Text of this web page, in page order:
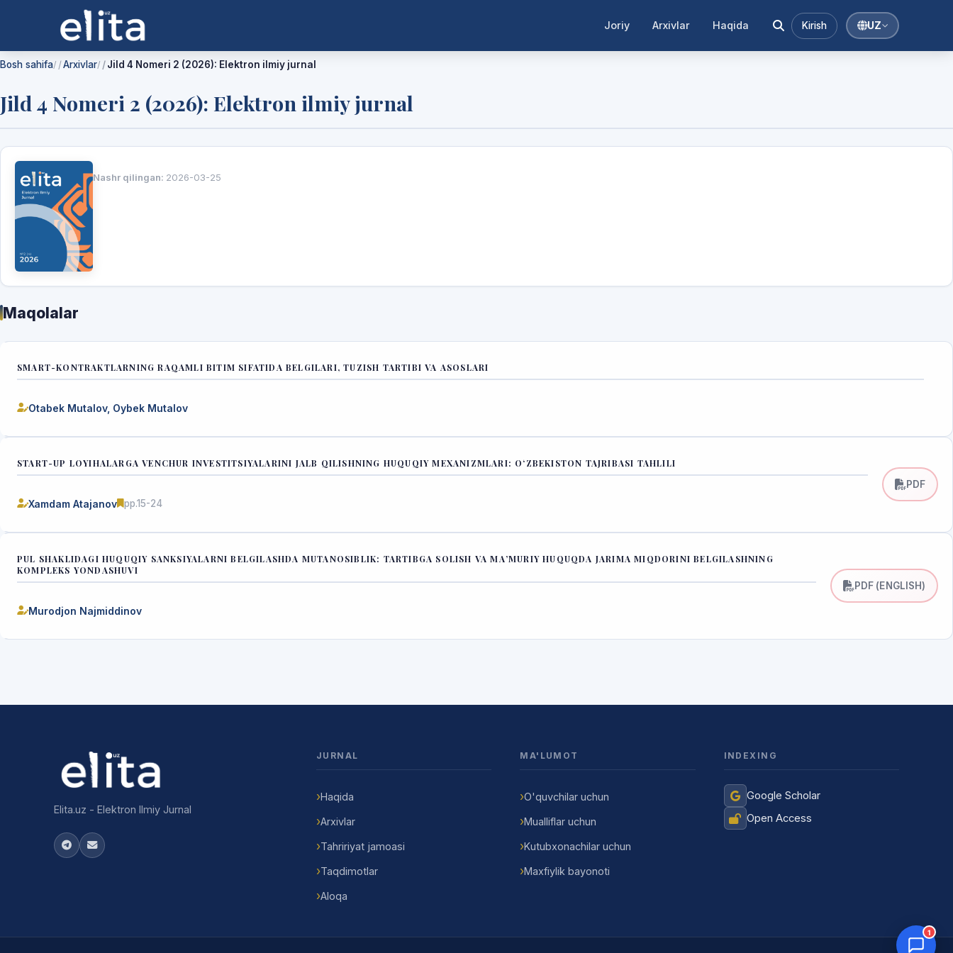
Joriy Arxivlar Haqida Kirish UZ
Bosh sahifa/ Arxivlar/ Jild 4 Nomeri 2 (2026): Elektron ilmiy jurnal
Jild 4 Nomeri 2 (2026): Elektron ilmiy jurnal
Nashr qilingan: 2026-03-25
Maqolalar
SMART-KONTRAKTLARNING RAQAMLI BITIM SIFATIDA BELGILARI, TUZISH TARTIBI VA ASOSLARI
Otabek Mutalov, Oybek Mutalov
START-UP LOYIHALARGA VENCHUR INVESTITSIYALARINI JALB QILISHNING HUQUQIY MEXANIZMLARI: O‘ZBEKISTON TAJRIBASI TAHLILI
Xamdam Atajanov pp.15-24
PDF
PUL SHAKLIDAGI HUQUQIY SANKSIYALARNI BELGILASHDA MUTANOSIBLIK: TARTIBGA SOLISH VA MAʼMURIY HUQUQDA JARIMA MIQDORINI BELGILASHNING
KOMPLEKS YONDASHUVI
Murodjon Najmiddinov
PDF (ENGLISH)
Elita.uz - Elektron Ilmiy Jurnal
JURNAL
Haqida
Arxivlar
Tahririyat jamoasi
Taqdimotlar
Aloqa
MA'LUMOT
O'quvchilar uchun
Mualliflar uchun
Kutubxonachilar uchun
Maxfiylik bayonoti
INDEXING
Google Scholar
Open Access
1
Onlayn